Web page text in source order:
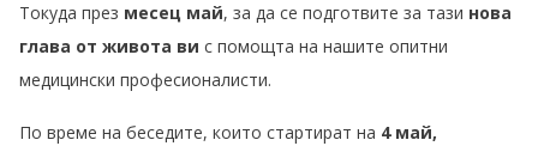
Токуда през месец май, за да се подготвите за тази нова
глава от живота ви с помощта на нашите опитни
медицински професионалисти.
По време на беседите, които стартират на 4 май,